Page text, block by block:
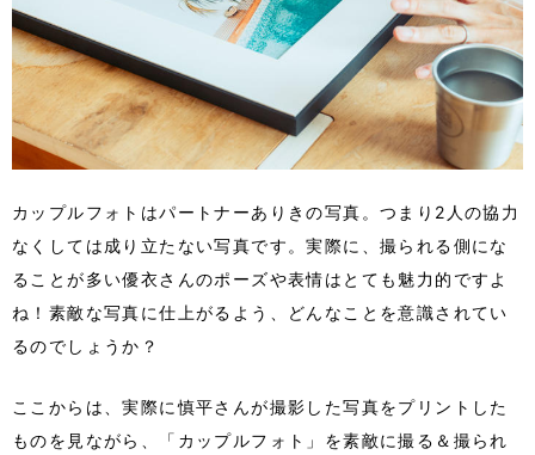
カップルフォトはパートナーありきの写真。つまり2人の協力
なくしては成り立たない写真です。実際に、撮られる側にな
ることが多い優衣さんのポーズや表情はとても魅力的ですよ
ね！素敵な写真に仕上がるよう、どんなことを意識されてい
るのでしょうか？
ここからは、実際に慎平さんが撮影した写真をプリントした
ものを見ながら、「カップルフォト」を素敵に撮る＆撮られ